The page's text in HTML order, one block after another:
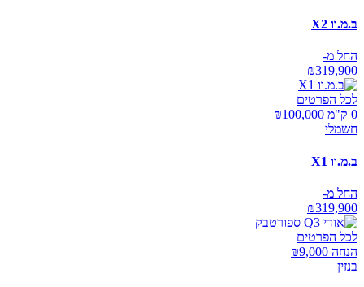
ב.מ.וו X2
החל מ-
₪319,900
לכל הפרטים
0 ק"מ ₪
100,000
חשמלי
ב.מ.וו X1
החל מ-
₪319,900
לכל הפרטים
הנחה ₪ 9,000
בנזין